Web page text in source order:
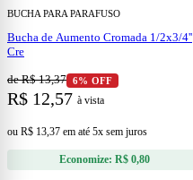
BUCHA PARA PARAFUSO
Bucha de Aumento Cromada 1/2x3/4''
Cre
de R$ 13,37 6% OFF
R$ 12,57 à vista
ou R$ 13,37 em até 5x sem juros
Economize: R$ 0,80